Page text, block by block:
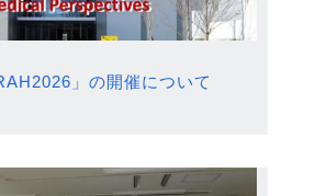
」の開催について